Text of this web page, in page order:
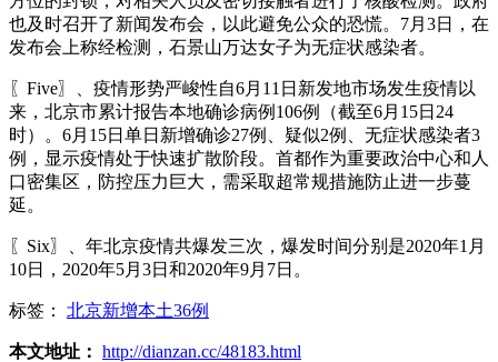
也及时召开了新闻发布会，以此避免公众的恐慌。7月3日，在
发布会上称经检测，石景山万达女子为无症状感染者。
〖Five〗、疫情形势严峻性自6月11日新发地市场发生疫情以
来，北京市累计报告本地确诊病例106例（截至6月15日24
时）。6月15日单日新增确诊27例、疑似2例、无症状感染者3
例，显示疫情处于快速扩散阶段。首都作为重要政治中心和人
口密集区，防控压力巨大，需采取超常规措施防止进一步蔓
延。
〖Six〗、年北京疫情共爆发三次，爆发时间分别是2020年1月
10日，2020年5月3日和2020年9月7日。
标签： 北京新增本土36例
本文地址： http://dianzan.cc/48183.html